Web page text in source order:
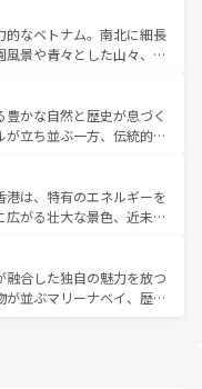
、バラエティ豊かな料理
台湾情報は コンテンツ一覧を参
の自然美を楽しむことが
絶品のストリートフード
ている。夜には、韓国な
彩な魅力を心ゆくまで味
なお、新着の韓国情報はコンテンツ一
的なベトナム。南北に細長
景や青々とした山々、世
ハノイの古い町並みやホ
建物も、独特の雰囲気を
ィの豊かさとおいしさで
ナムコーヒーなどは、ぜ
訪れてもあたたかい人々
っと忘れられない旅にな
かな自然と歴史が息づく
立ち並ぶ一方、伝統的な
チェンマイなどの山岳地
ーケットやクラビの美し
ことができる。タイ料理
の季節にも異なる楽しみ
の人々、仏教を中心とし
、訪れる旅人を魅了し続
は、特有のエネルギーを
がる壮大な景色、近未来
。観光スポットが密集し
るのも魅力。息をのむよ
香港を存分に楽しみ尽く
合した独自の魅力を放つ
並ぶマリーナベイ、歴史